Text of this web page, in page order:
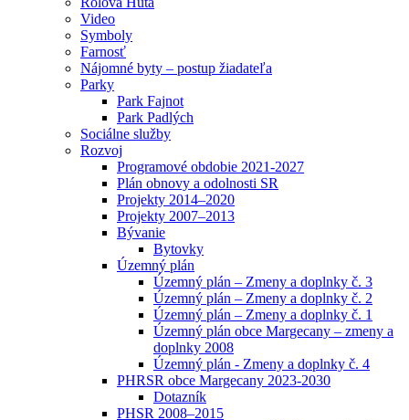
Video
Symboly
Farnosť
Nájomné byty – postup žiadateľa
Parky
Park Fajnot
Park Padlých
Sociálne služby
Rozvoj
Programové obdobie 2021-2027
Plán obnovy a odolnosti SR
Projekty 2014–2020
Projekty 2007–2013
Bývanie
Bytovky
Územný plán
Územný plán – Zmeny a doplnky č. 3
Územný plán – Zmeny a doplnky č. 2
Územný plán – Zmeny a doplnky č. 1
Územný plán obce Margecany – zmeny a
doplnky 2008
Územný plán - Zmeny a doplnky č. 4
PHRSR obce Margecany 2023-2030
Dotazník
PHSR 2008–2015